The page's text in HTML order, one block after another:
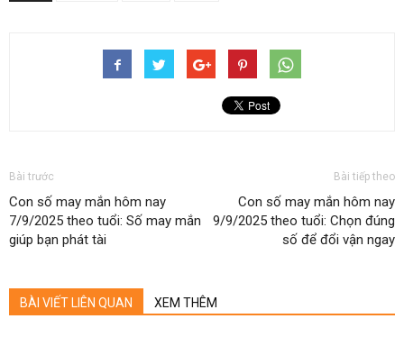
Bài trước
Con số may mắn hôm nay
7/9/2025 theo tuổi: Số may mắn
giúp bạn phát tài
Bài tiếp theo
Con số may mắn hôm nay
9/9/2025 theo tuổi: Chọn đúng
số để đổi vận ngay
BÀI VIẾT LIÊN QUAN XEM THÊM